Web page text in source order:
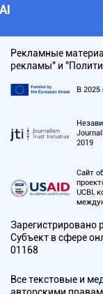
АI
Рекламные
рекламы" и
В 2025
2019
Сайт
UCBI,
Субъект в сфере
01168
Все текстовые и